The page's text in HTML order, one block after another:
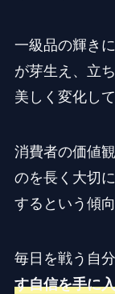
一級品の輝き
が芽生え、立
美しく変化し
消費者の価値
のを長く大切
するという傾
毎日を戦う自
す自信を手に